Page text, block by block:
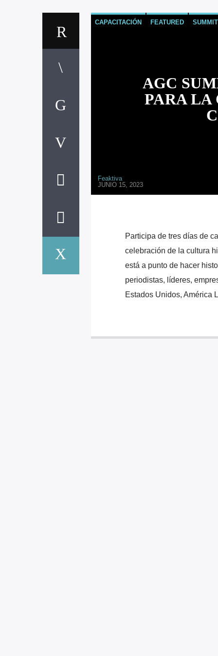
CAPACITACIÓN FEATURED SUMMIT
AGC
PARA LA
Feaktiva
JUNIO 15, 2023
Participa de tres días de
celebración de la cultura
está a punto de hacer
periodistas, líderes,
Estados Unidos, América